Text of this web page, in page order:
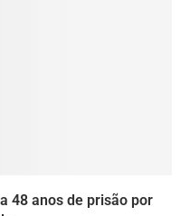
48 anos de prisão por